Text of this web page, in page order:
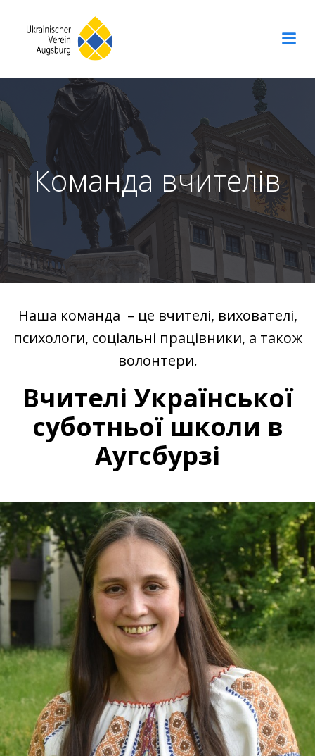
Команда вчителів
Наша команда – це вчителі, вихователі,
психологи, соціальні працівники, а також
волонтери.
Вчителі Української
суботньої школи в
Аугсбурзі